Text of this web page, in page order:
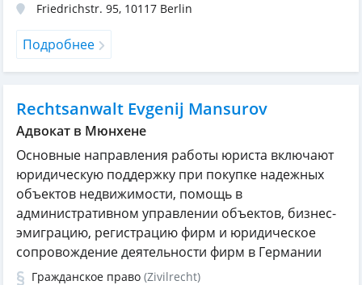
Friedrichstr. 95, 10117 Berlin
Подробнее
Rechtsanwalt Evgenij Mansurov
Адвокат в Мюнхене
Основные направления работы юриста включают
юридическую поддержку при покупке надежных
объектов недвижимости, помощь в
административном управлении объектов, бизнес-
эмиграцию, регистрацию фирм и юридическое
сопровождение деятельности фирм в Германии
Гражданское право (Zivilrecht)